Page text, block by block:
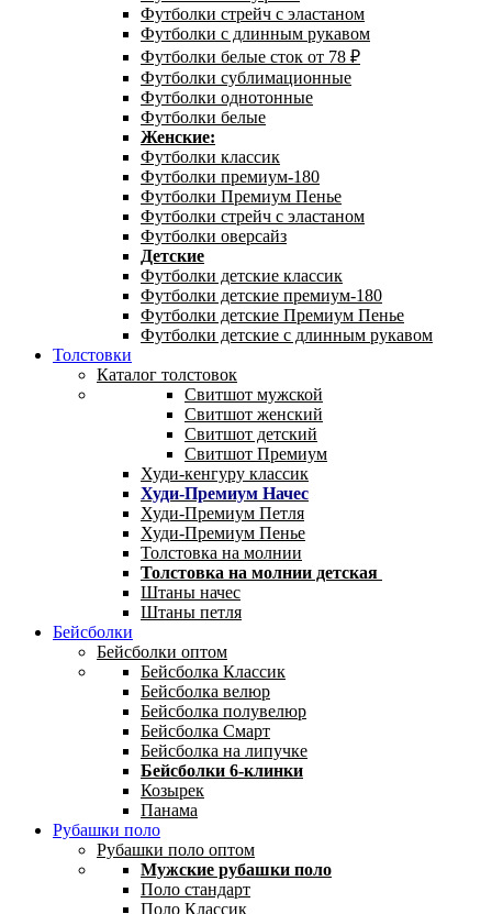
Футболки стрейч с эластаном
Футболки с длинным рукавом
Футболки белые сток от 78 ₽
Футболки сублимационные
Футболки однотонные
Футболки белые
Женские:
Футболки классик
Футболки премиум-180
Футболки Премиум Пенье
Футболки стрейч с эластаном
Футболки оверсайз
Детские
Футболки детские классик
Футболки детские премиум-180
Футболки детские Премиум Пенье
Футболки детские с длинным рукавом
Толстовки
Каталог толстовок
Свитшот мужской
Свитшот женский
Свитшот детский
Свитшот Премиум
Худи-кенгуру классик
Худи-Премиум Начес
Худи-Премиум Петля
Худи-Премиум Пенье
Толстовка на молнии
Толстовка на молнии детская
Штаны начес
Штаны петля
Бейсболки
Бейсболки оптом
Бейсболка Классик
Бейсболка велюр
Бейсболка полувелюр
Бейсболка Смарт
Бейсболка на липучке
Бейсболки 6-клинки
Козырек
Панама
Рубашки поло
Рубашки поло оптом
Мужские рубашки поло
Поло стандарт
Поло Классик